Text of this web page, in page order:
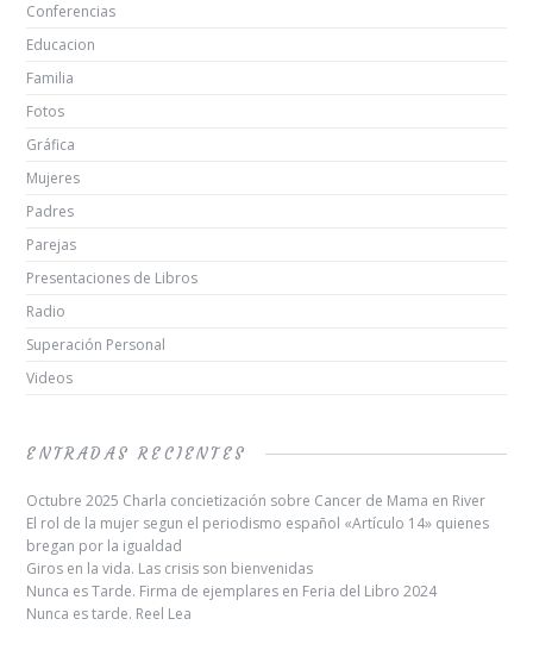
Conferencias
Educacion
Familia
Fotos
Gráfica
Mujeres
Padres
Parejas
Presentaciones de Libros
Radio
Superación Personal
Videos
ENTRADAS RECIENTES
Octubre 2025 Charla concietización sobre Cancer de Mama en River
El rol de la mujer segun el periodismo español «Artículo 14» quienes
bregan por la igualdad
Giros en la vida. Las crisis son bienvenidas
Nunca es Tarde. Firma de ejemplares en Feria del Libro 2024
Nunca es tarde. Reel Lea